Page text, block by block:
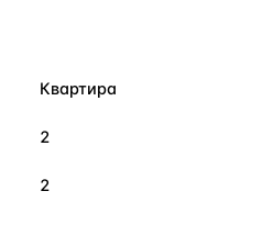
Квартира
2
2